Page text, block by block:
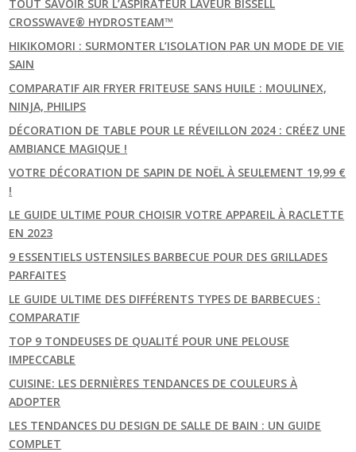
TOUT SAVOIR SUR L’ASPIRATEUR LAVEUR BISSELL
CROSSWAVE® HYDROSTEAM™
HIKIKOMORI : SURMONTER L’ISOLATION PAR UN MODE DE VIE
SAIN
COMPARATIF AIR FRYER FRITEUSE SANS HUILE : MOULINEX,
NINJA, PHILIPS
DÉCORATION DE TABLE POUR LE RÉVEILLON 2024 : CRÉEZ UNE
AMBIANCE MAGIQUE !
VOTRE DÉCORATION DE SAPIN DE NOËL À SEULEMENT 19,99 €
!
LE GUIDE ULTIME POUR CHOISIR VOTRE APPAREIL À RACLETTE
EN 2023
9 ESSENTIELS USTENSILES BARBECUE POUR DES GRILLADES
PARFAITES
LE GUIDE ULTIME DES DIFFÉRENTS TYPES DE BARBECUES :
COMPARATIF
TOP 9 TONDEUSES DE QUALITÉ POUR UNE PELOUSE
IMPECCABLE
CUISINE: LES DERNIÈRES TENDANCES DE COULEURS À
ADOPTER
LES TENDANCES DU DESIGN DE SALLE DE BAIN : UN GUIDE
COMPLET